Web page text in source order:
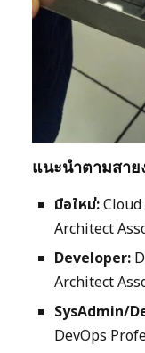
แนะนำตามสาย
มือใหม่:
Architect
Developer:
Architect
SysAdmin/
DevOps